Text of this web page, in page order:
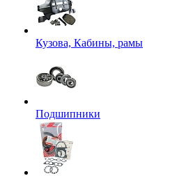
Кузова, Кабины, рамы
Подшипники